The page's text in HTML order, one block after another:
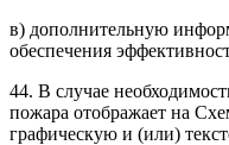
в) дополнительную
обеспечения
44. В случае
пожара отображает на
графическую и (или)